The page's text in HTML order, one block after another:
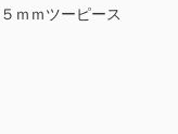
ｍｍツーピース